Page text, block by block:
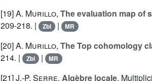
[19]A. Murillo, The evaluation map of
209-218. |
Zbl | MR
[20]A. Murillo, The Top cohomology
214. |
Zbl | MR
[21]J.-P. Serre, Algèbre locale,